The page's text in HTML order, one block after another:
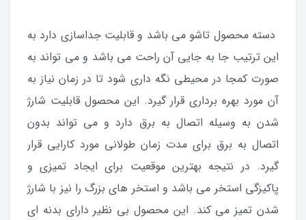
دسته محصول تاشو می باشد و قابلیت جداسازی دارد به
این ترتیب جا به جایی آن راحت می باشد و می تواند به
صورت کمجا در محیطی نگه داری شود تا در زمان نیاز به
آن مورد بهره برداری قرار گیرد. این محصول قابلیت شارژ
شدن به وسیله اتصال به برق دارد و می تواند بدون
اتصال به برق برای مدت زمان طولانی مورد کارایی قرار
گیرد. در نتیجه بهترین موقعیت برای ایجاد تمیزی و
پاکیزگی استخر می باشد و استخر های بزرگ را نیز با شارژ
شدن تمیز می کند. این محصول بی نظیر دارای بدنه ای